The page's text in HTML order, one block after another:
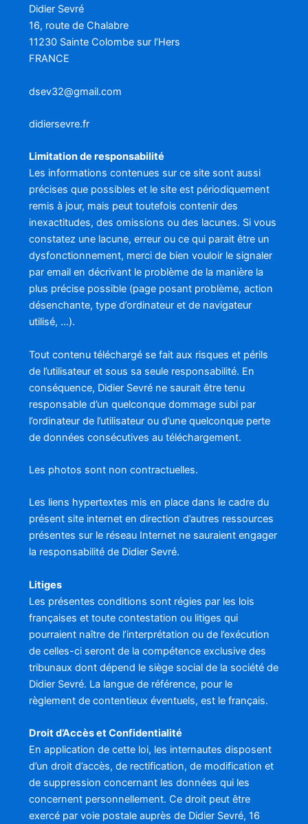
Didier Sevré
16, route de Chalabre
11230 Sainte Colombe sur l’Hers
FRANCE
dsev32@gmail.com
didiersevre.fr
Limitation de responsabilité
Les informations contenues sur ce site sont aussi
précises que possibles et le site est périodiquement
remis à jour, mais peut toutefois contenir des
inexactitudes, des omissions ou des lacunes. Si vous
constatez une lacune, erreur ou ce qui parait être un
dysfonctionnement, merci de bien vouloir le signaler
par email en décrivant le problème de la manière la
plus précise possible (page posant problème, action
désenchante, type d’ordinateur et de navigateur
utilisé, …).
Tout contenu téléchargé se fait aux risques et périls
de l’utilisateur et sous sa seule responsabilité. En
conséquence, Didier Sevré ne saurait être tenu
responsable d’un quelconque dommage subi par
l’ordinateur de l’utilisateur ou d’une quelconque perte
de données consécutives au téléchargement.
Les photos sont non contractuelles.
Les liens hypertextes mis en place dans le cadre du
présent site internet en direction d’autres ressources
présentes sur le réseau Internet ne sauraient engager
la responsabilité de Didier Sevré.
Litiges
Les présentes conditions sont régies par les lois
françaises et toute contestation ou litiges qui
pourraient naître de l’interprétation ou de l’exécution
de celles-ci seront de la compétence exclusive des
tribunaux dont dépend le siège social de la société de
Didier Sevré. La langue de référence, pour le
règlement de contentieux éventuels, est le français.
Droit d’Accès et Confidentialité
En application de cette loi, les internautes disposent
d’un droit d’accès, de rectification, de modification et
de suppression concernant les données qui les
concernent personnellement. Ce droit peut être
exercé par voie postale auprès de Didier Sevré, 16